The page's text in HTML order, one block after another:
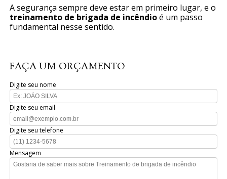
A segurança sempre deve estar em primeiro lugar, e o
treinamento de brigada de incêndioé um passo
fundamental nesse sentido.
FAÇA UM ORÇAMENTO
Digite seu nome
Digite seu email
Digite seu telefone
Mensagem